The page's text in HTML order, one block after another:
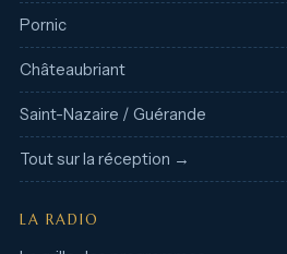
Pornic
Châteaubriant
Saint-Nazaire / Guérande
Tout sur la réception →
LA RADIO